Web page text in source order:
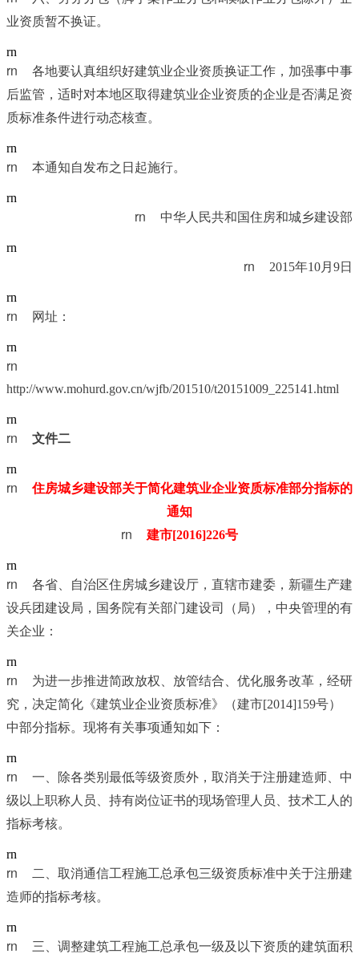
业资质暂不换证。
rn
各地要认真组织好建筑业企业资质换证工作，加强事中事
后监管，适时对本地区取得建筑业企业资质的企业是否满足资
质标准条件进行动态核查。
rn
本通知自发布之日起施行。
rn
中华人民共和国住房和城乡建设部
rn
2015年10月9日
rn
网址：
rn
http://www.mohurd.gov.cn/wjfb/201510/t20151009_225141.html
rn
文件二
rn
住房城乡建设部关于简化建筑业企业资质标准部分指标的
通知
建市[2016]226号
rn
各省、自治区住房城乡建设厅，直辖市建委，新疆生产建
设兵团建设局，国务院有关部门建设司（局），中央管理的有
关企业：
rn
为进一步推进简政放权、放管结合、优化服务改革，经研
究，决定简化《建筑业企业资质标准》（建市[2014]159号）
中部分指标。现将有关事项通知如下：
rn
一、除各类别最低等级资质外，取消关于注册建造师、中
级以上职称人员、持有岗位证书的现场管理人员、技术工人的
指标考核。
rn
二、取消通信工程施工总承包三级资质标准中关于注册建
造师的指标考核。
rn
三、调整建筑工程施工总承包一级及以下资质的建筑面积